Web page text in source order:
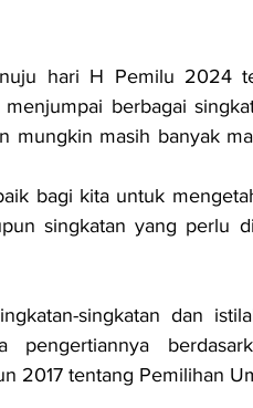
hari H Pemilu 2024
berbagai
mungkin masih banyak
singkatan yang perlu
singkatan dan
pengertiannya b
2017 tentang Pemilihan